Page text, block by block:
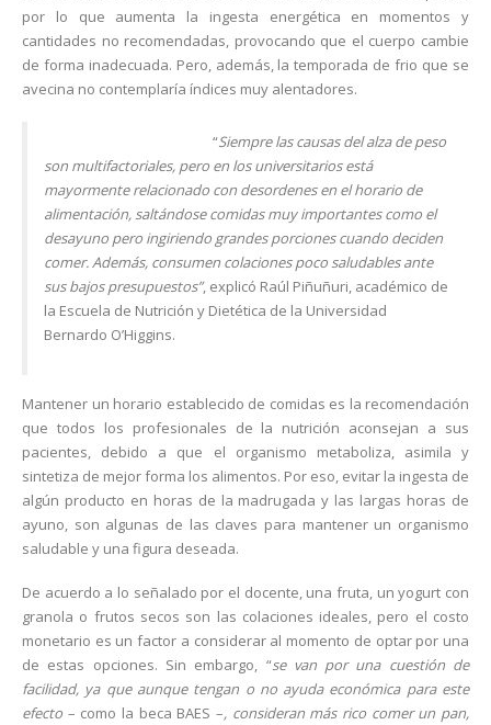
por lo que aumenta la ingesta energética en momentos y
cantidades no recomendadas, provocando que el cuerpo cambie
de forma inadecuada. Pero, además, la temporada de frio que se
avecina no contemplaría índices muy alentadores.
“Siempre las causas del alza de peso
son multifactoriales, pero en los universitarios está
mayormente relacionado con desordenes en el horario de
alimentación, saltándose comidas muy importantes como el
desayuno pero ingiriendo grandes porciones cuando deciden
comer. Además, consumen colaciones poco saludables ante
sus bajos presupuestos”, explicó Raúl Piñuñuri, académico de
la Escuela de Nutrición y Dietética de la Universidad
Bernardo O’Higgins.
Mantener un horario establecido de comidas es la recomendación
que todos los profesionales de la nutrición aconsejan a sus
pacientes, debido a que el organismo metaboliza, asimila y
sintetiza de mejor forma los alimentos. Por eso, evitar la ingesta de
algún producto en horas de la madrugada y las largas horas de
ayuno, son algunas de las claves para mantener un organismo
saludable y una figura deseada.
De acuerdo a lo señalado por el docente, una fruta, un yogurt con
granola o frutos secos son las colaciones ideales, pero el costo
monetario es un factor a considerar al momento de optar por una
de estas opciones. Sin embargo, “se van por una cuestión de
facilidad, ya que aunque tengan o no ayuda económica para este
efecto – como la beca BAES –, consideran más rico comer un pan,